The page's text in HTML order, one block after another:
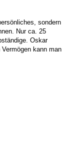
sondern
Nur ca. 25
Oskar
kann man